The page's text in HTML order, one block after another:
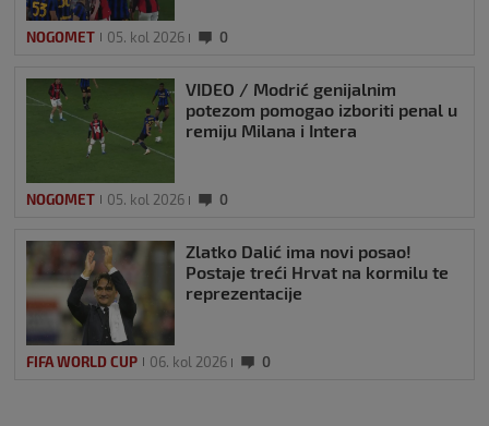
NOGOMET 05. kol 2026 0
VIDEO / Modrić genijalnim
potezom pomogao izboriti penal u
remiju Milana i Intera
NOGOMET 05. kol 2026 0
Zlatko Dalić ima novi posao!
Postaje treći Hrvat na kormilu te
reprezentacije
FIFA WORLD CUP 06. kol 2026 0